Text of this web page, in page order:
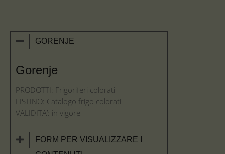
GORENJE
Gorenje
PRODOTTI: Frigoriferi colorati
LISTINO: Catalogo frigo colorati
VALIDITA’: in vigore
FORM PER VISUALIZZARE I